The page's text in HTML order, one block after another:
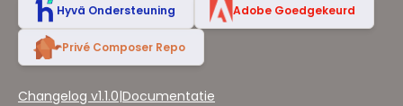
Hyvä Ondersteuning Adobe Goedgekeurd
Privé Composer Repo
Changelog v1.1.0|Documentatie